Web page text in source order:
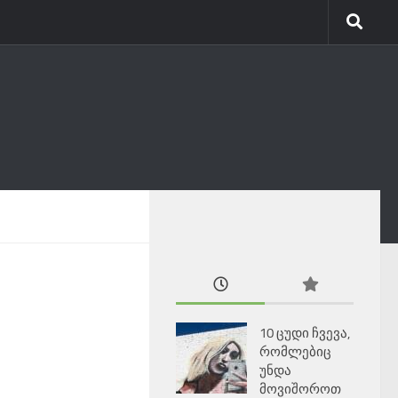
10 ცუდი ჩვევა,
რომლებიც
უნდა
მოვიშოროთ